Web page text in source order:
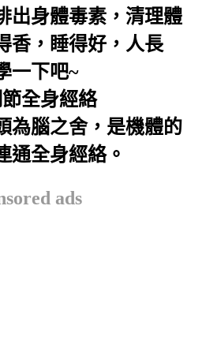
出身體毒素，清理體
香，睡得好，人長
一下吧~
全身經絡
為腦之舍，是機體的
通全身經絡。
ads